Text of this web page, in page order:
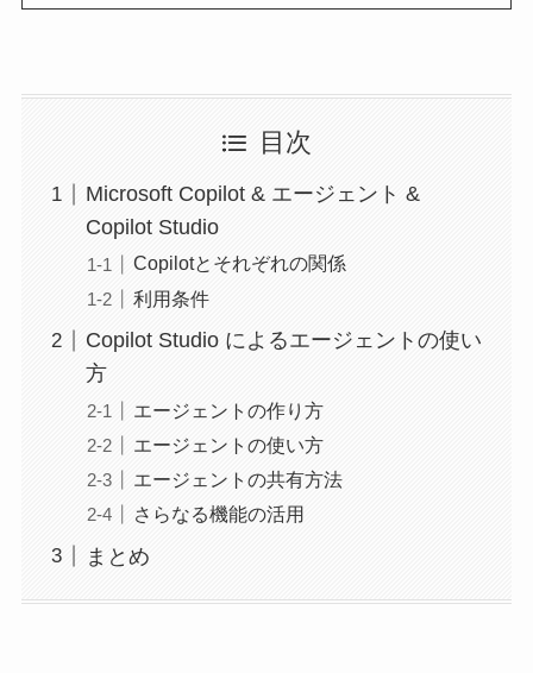
目次
Microsoft Copilot & エージェント &
Copilot Studio
Copilotとそれぞれの関係
利用条件
Copilot Studio によるエージェントの使い
方
エージェントの作り方
エージェントの使い方
エージェントの共有方法
さらなる機能の活用
まとめ